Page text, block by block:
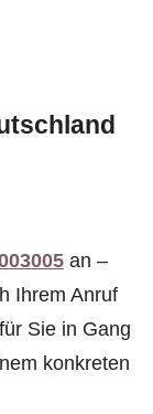
an –
Ihrem Anruf
Sie in Gang
konkreten